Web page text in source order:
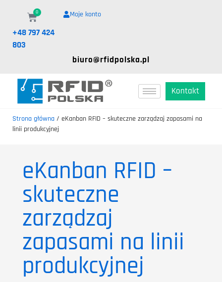
biuro@rfidpolska.pl
+48 797 424
803
Moje konto
0
Kontakt
Strona główna / eKanban RFID – skuteczne zarządzaj zapasami na
linii produkcyjnej
eKanban RFID –
skuteczne
zarządzaj
zapasami na linii
produkcyjnej